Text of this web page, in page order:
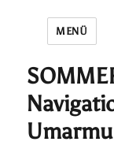
MENÜ